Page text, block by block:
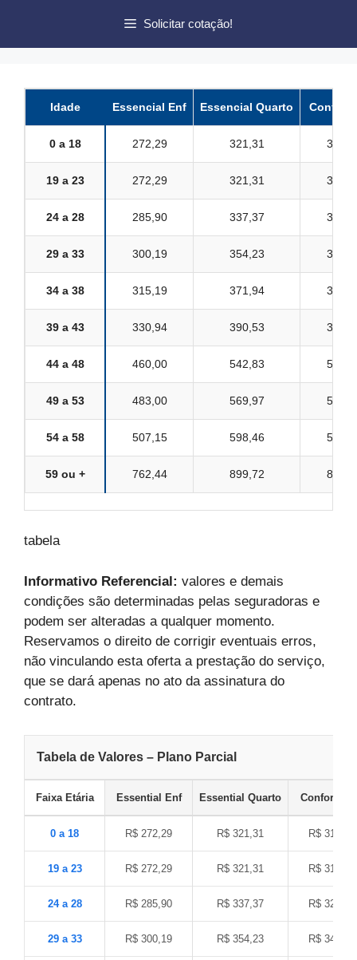
o
Solicitar cotação!
Idade Essencial Enf Essencial Quarto
0 a 18 272,29 321,31
19 a 23 272,29 321,31
24 a 28 285,90 337,37
29 a 33 300,19 354,23
34 a 38 315,19 371,94
39 a 43 330,94 390,53
44 a 48 460,00 542,83
49 a 53 483,00 569,97
54 a 58 507,15 598,46
59 ou + 762,44 899,72
tabela
Informativo Referencial: valores e demais
condições são determinadas pelas seguradoras e
podem ser alteradas a qualquer momento.
Reservamos o direito de corrigir eventuais erros,
não vinculando esta oferta a prestação do serviço,
que se dará apenas no ato da assinatura do
contrato.
Tabela de Valores – Plano Parcial
Faixa Etária Essential Enf Essential Quarto Conforto
0 a 18 R$ 272,29 R$ 321,31 R$ 313,14
19 a 23 R$ 272,29 R$ 321,31 R$ 313,14
24 a 28 R$ 285,90 R$ 337,37 R$ 328,79
29 a 33 R$ 300,19 R$ 354,23 R$ 345,22